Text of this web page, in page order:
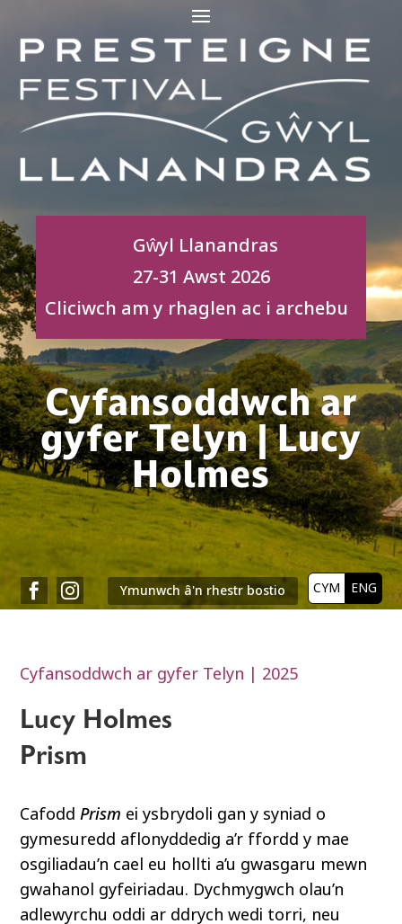
Gŵyl Llanandras
27-31 Awst 2026
Cliciwch am y rhaglen ac i archebu
Lucy
Holmes
ENG
CYM
  Ymunwch â'n rhestr bostio
Cyfansoddwch ar gyfer Telyn | 2025
Lucy Holmes
Prism
CafoddPrism ei ysbrydoli gan y syniad o
gymesuredd aflonyddedig a’r ffordd y mae
osgiliadau’n cael eu hollti a’u gwasgaru mewn
gwahanol gyfeiriadau. Dychmygwch olau’n
adlewyrchu oddi ar ddrych wedi torri, neu